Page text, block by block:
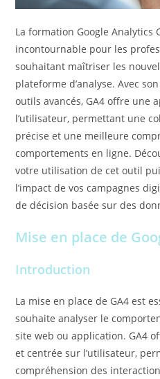
La formation Google Analytics
incontournable pour les
souhaitant maîtriser les
plateforme d’analyse. Avec
outils avancés, GA4 offre une
l’utilisateur, permettant une
précise et une meilleure
comportements en ligne.
votre utilisation de cet outil
l’impact de vos campagnes
de décision basée sur des
Mise en place de
Introduction
La mise en place de GA4 est
souhaite analyser le
site web ou application. GA4
et centrée sur l’utilisateur,
compréhension des